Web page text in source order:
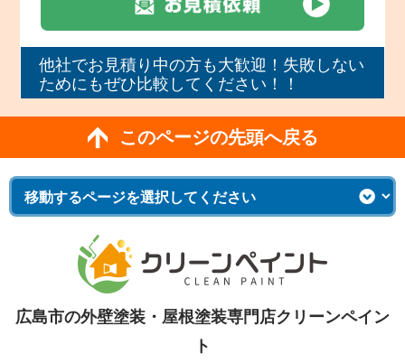
他社でお見積り中の方も大歓迎！失敗しない
ためにもぜひ比較してください！！
このページの先頭へ戻る
広島市の外壁塗装・屋根塗装専門店クリーンペイン
ト